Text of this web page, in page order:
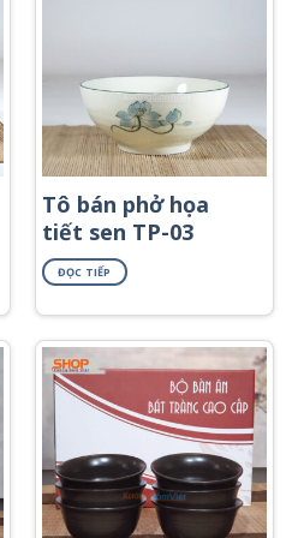
Tô bán phở họa
tiết sen TP-03
ĐỌC TIẾP